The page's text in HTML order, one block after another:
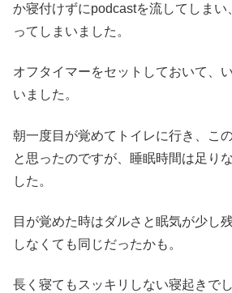
か寝付けずにpodcastを流してしまい
ってしまいました。
オフタイマーをセットしておいて、
いました。
朝一度目が覚めてトイレに行き、こ
と思ったのですが、睡眠時間は足り
した。
目が覚めた時はダルさと眠気が少し
しなくても同じだったかも。
長く寝てもスッキリしない寝起きでし